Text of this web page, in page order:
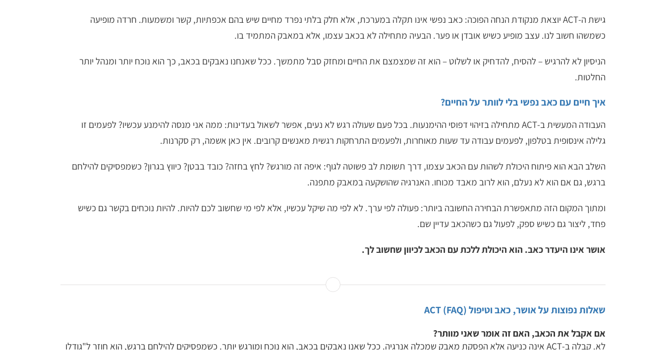
גישת ה-ACT יוצאת מנקודת הנחה הפוכה: כאב נפשי אינו תקלה במערכת, אלא חלק בלתי נפרד מחיים שיש בהם אכפתיות, קשר ומשמעות. חרדה מופיעה
כשמשהו חשוב לנו. עצב מופיע כשיש אובדן או פער. הבעיה מתחילה לא בכאב עצמו, אלא במאבק המתמיד בו.
הניסיון לא להרגיש – להסיח, להדחיק או לשלוט – הוא זה שמצמצם את החיים ומחזק סבל מתמשך. ככל שאנחנו נאבקים בכאב, כך הוא נוכח יותר ומנהל יותר
החלטות.
איך חיים עם כאב נפשי בלי לוותר על החיים?
העבודה המעשית ב-ACT מתחילה בזיהוי דפוסי ההימנעות. בכל פעם שעולה רגש לא נעים, אפשר לשאול בעדינות: ממה אני מנסה להימנע עכשיו? לפעמים זו
גלילה אינסופית בטלפון, לפעמים עבודה עד שעות מאוחרות, ולפעמים התרחקות רגשית מאנשים קרובים. אין כאן אשמה, רק סקרנות.
השלב הבא הוא פיתוח היכולת לשהות עם הכאב עצמו, דרך תשומת לב פשוטה לגוף: איפה זה מורגש? לחץ בחזה? כובד בבטן? כיווץ בגרון? כשמפסיקים להילחם
ברגש, גם אם הוא לא נעלם, הוא לרוב מאבד מכוחו. האנרגיה שהושקעה במאבק מתפנה.
ומתוך המקום הזה מתאפשרת הבחירה החשובה ביותר: פעולה לפי ערך. לא לפי מה שיקל עכשיו, אלא לפי מי שחשוב לכם להיות. להיות נוכחים בקשר גם כשיש
פחד, ליצור גם כשיש ספק, לפעול גם כשהכאב עדיין שם.
אושר אינו היעדר כאב. הוא היכולת ללכת עם הכאב לכיוון שחשוב לך.
שאלות נפוצות על אושר, כאב וטיפול ACT (FAQ)
אם אקבל את הכאב, האם זה אומר שאני מוותר?
לא. קבלה ב-ACT אינה כניעה אלא הפסקת מאבק שמכלה אנרגיה. ככל שאנו נאבקים בכאב, הוא נוכח ומורגש יותר. כשמפסיקים להילחם ברגש, הוא חוזר ל"גודלו